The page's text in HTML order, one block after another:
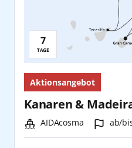
Reisedauer:
7
TAGE
Aktionsangebot
Kanaren &
Schiff:
AIDAcosma ab/